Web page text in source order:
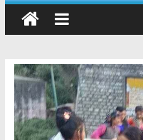
सूर्या ने की देश व प्रदेशवासियों के
24×7 अलर्ट मोड में रहें
की विस्तृत समीक्षा कहा-बंद सड़कों